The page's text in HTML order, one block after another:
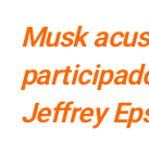
Musk
Jeffrey